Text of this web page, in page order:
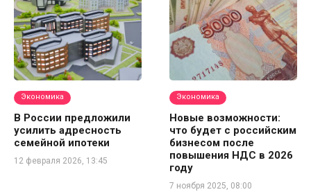
Экономика
В России предложили
усилить адресность
семейной ипотеки
12 февраля 2026, 13:45
Экономика
Новые возможности:
что будет с российским
бизнесом после
повышения НДС в 2026
году
7 ноября 2025, 08:00